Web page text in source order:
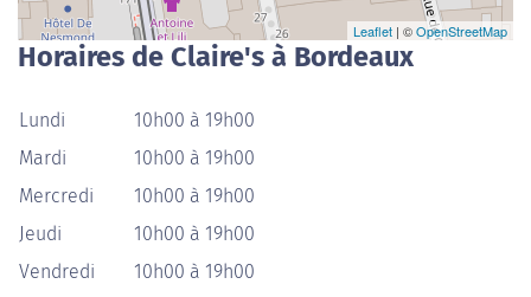
Leaflet | ©OpenStreetMap
Horaires de Claire's à Bordeaux
Lundi
10h00 à 19h00
Mardi
10h00 à 19h00
Mercredi
10h00 à 19h00
Jeudi
10h00 à 19h00
Vendredi
10h00 à 19h00